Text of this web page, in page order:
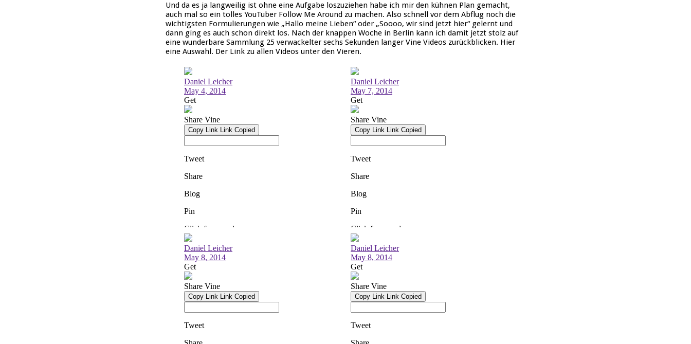
Und da es ja langweilig ist ohne eine Aufgabe loszuziehen habe ich mir den kühnen Plan gemacht,
auch mal so ein tolles YouTuber Follow Me Around zu machen. Also schnell vor dem Abflug noch die
wichtigsten Formulierungen wie „Hallo meine Lieben“ oder „Soooo, wir sind jetzt hier“ gelernt und
dann ging es auch schon direkt los. Nach der knappen Woche in Berlin kann ich damit jetzt stolz auf
eine wunderbare Sammlung 25 verwackelter sechs Sekunden langer Vine Videos zurückblicken. Hier
eine Auswahl. Der Link zu allen Videos unter den Vieren.